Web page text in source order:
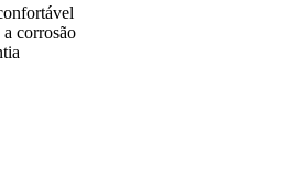
corrosão